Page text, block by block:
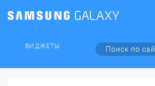
ВИДЖЕТЫ